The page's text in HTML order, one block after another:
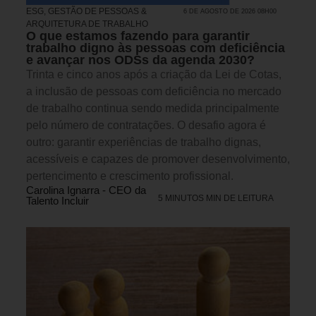
ESG GESTÃO DE PESSOAS &
ARQUITETURA DE TRABALHO
6 DE AGOSTO DE 2026 08H00
O que estamos fazendo para garantir
trabalho digno às pessoas com deficiência
e avançar nos ODSs da agenda 2030?
Trinta e cinco anos após a criação da Lei de Cotas,
a inclusão de pessoas com deficiência no mercado
de trabalho continua sendo medida principalmente
pelo número de contratações. O desafio agora é
outro: garantir experiências de trabalho dignas,
acessíveis e capazes de promover desenvolvimento,
pertencimento e crescimento profissional.
Carolina Ignarra - CEO da
Talento Incluir
5 MINUTOS MIN DE LEITURA